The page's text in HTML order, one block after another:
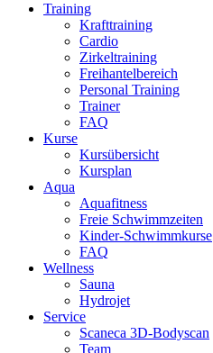
Training
Krafttraining
Cardio
Zirkeltraining
Freihantelbereich
Personal Training
Trainer
FAQ
Kurse
Kursübersicht
Kursplan
Aqua
Aquafitness
Freie Schwimmzeiten
Kinder-Schwimmkurse
FAQ
Wellness
Sauna
Hydrojet
Service
Scaneca 3D-Bodyscan
Team